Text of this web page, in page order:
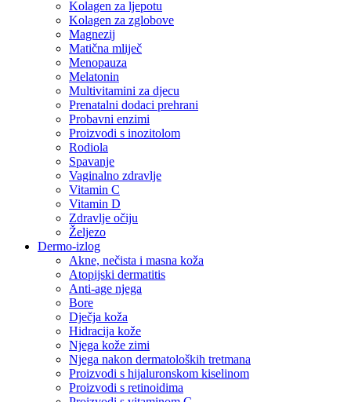
Kolagen za ljepotu
Kolagen za zglobove
Magnezij
Matična mliječ
Menopauza
Melatonin
Multivitamini za djecu
Prenatalni dodaci prehrani
Probavni enzimi
Proizvodi s inozitolom
Rodiola
Spavanje
Vaginalno zdravlje
Vitamin C
Vitamin D
Zdravlje očiju
Željezo
Dermo-izlog
Akne, nečista i masna koža
Atopijski dermatitis
Anti-age njega
Bore
Dječja koža
Hidracija kože
Njega kože zimi
Njega nakon dermatoloških tretmana
Proizvodi s hijaluronskom kiselinom
Proizvodi s retinoidima